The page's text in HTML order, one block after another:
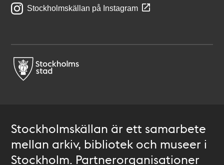
Stockholmskällan på Instagram
Stockholmskällan är ett samarbete
mellan arkiv, bibliotek och museer i
Stockholm. Partnerorganisationer